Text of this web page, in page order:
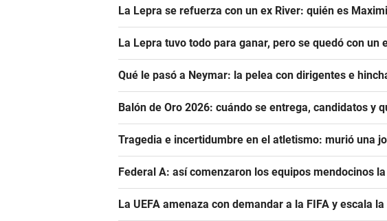
La Lepra se refuerza con un ex River: quién es
La Lepra tuvo todo para ganar, pero se quedó con un
Qué le pasó a Neymar: la pelea con dirigentes e
Balón de Oro 2026: cuándo se entrega, candidatos y
Tragedia e incertidumbre en el atletismo: murió una
Federal A: así comenzaron los equipos mendocinos
La UEFA amenaza con demandar a la FIFA y escala